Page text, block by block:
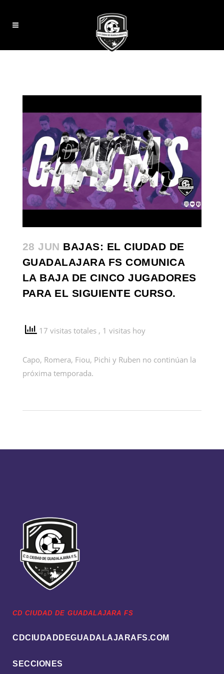
28 JUN BAJAS: EL CIUDAD DE
GUADALAJARA FS COMUNICA
LA BAJA DE CINCO JUGADORES
PARA EL SIGUIENTE CURSO.
17 visitas totales , 1 visitas hoy
Capo, Romera, Fiou, Pichi y Ruben no continúan la
próxima temporada.
CD CIUDAD DE GUADALAJARA FS
CDCIUDADDEGUADALAJARAFS.COM
SECCIONES